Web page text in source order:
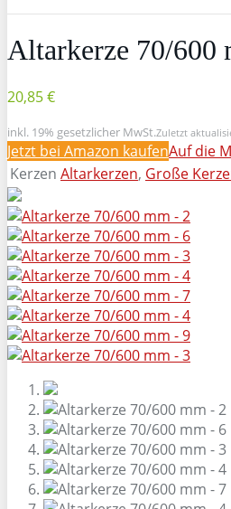
Altarkerze 70/600
20,85 €
inkl. 19% gesetzlicher MwSt.Zuletzt
Jetzt bei Amazon kaufenAuf die
Kerzen Altarkerzen, Große